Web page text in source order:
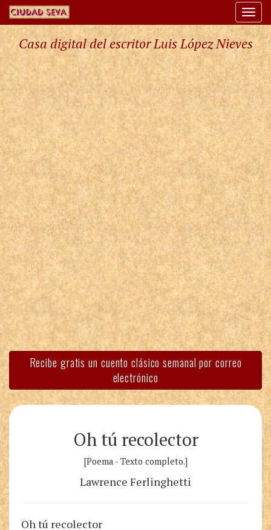
Casa digital del escritor Luis López Nieves
Recibe gratis un cuento clásico semanal por correo
electrónico
Oh tú recolector
[Poema - Texto completo.]
Lawrence Ferlinghetti
Oh tú recolector